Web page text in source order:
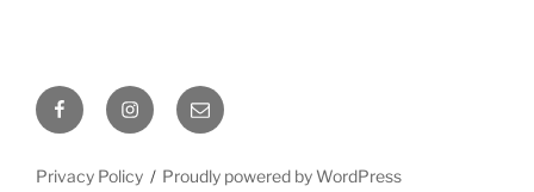
FacebookInstagramEmail
Privacy Policy Proudly powered by WordPress